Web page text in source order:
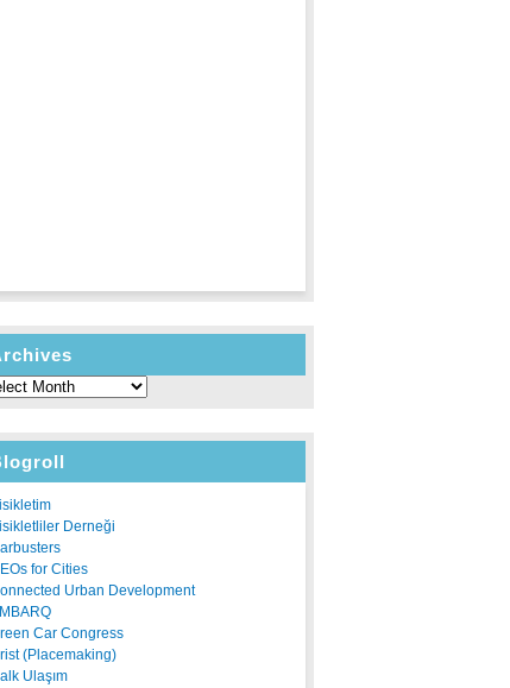
Derneği
for Cities
Urban Development
Car Congress
(Placemaking)
Ulaşım